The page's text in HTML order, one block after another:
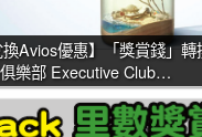
換Avios優惠】「獎賞錢」轉
樂部 Executive Club…